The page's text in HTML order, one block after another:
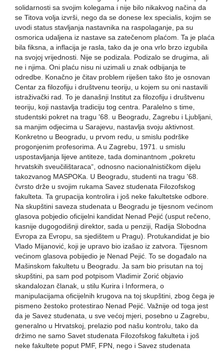
solidarnosti sa svojim kolegama i nije bilo nikakvog načina da
se Titova volja izvrši, nego da se donese lex specialis, kojim se
uvodi status stavljanja nastavnika na raspolaganje, pa su
osmorica udaljena iz nastave sa zatečenom plaćom. Ta je plaća
bila fiksna, a inflacija je rasla, tako da je ona vrlo brzo izgubila
na svojoj vrijednosti. Nije se podizala. Podizalo se drugima, ali
ne i njima. Oni plaću nisu ni uzimali u znak odbijanja te
odredbe. Konačno je čitav problem riješen tako što je osnovan
Centar za filozofiju i društvenu teoriju, u kojem su oni nastavili
istraživački rad. To je današnji Institut za filozofiju i društvenu
teoriju, koji nastavlja tradiciju tog centra. Paralelno s time,
studentski pokret na tragu '68. u Beogradu, Zagrebu i Ljubljani,
sa manjim odjecima u Sarajevu, nastavlja svoju aktivnost.
Konkretno u Beogradu, u prvom redu, u smislu podrške
progonjenim profesorima. A u Zagrebu, 1971. u smislu
uspostavljanja lijeve antiteze, tada dominantnom „pokretu
hrvatskih sveučilištaraca“, odnosno nacionalnističkom dijelu
takozvanog MASPOKa. U Beogradu, studenti na tragu '68.
čvrsto drže u svojim rukama Savez studenata Filozofskog
fakulteta. Ta grupacija kontrolira i još neke fakultetske odbore.
Na skupštini saveza studenata u Beogradu je tijesnom većinom
glasova pobjedio oficijelni kandidat Nenad Pejić (usput rečeno,
kasnije dugogodišnji direktor, sada u penziji, Radija Slobodna
Evropa za Evropu, sa sjedištem u Pragu). Protukandidat je bio
Vlado Mijanović, koji je upravo bio izašao iz zatvora. Tijesnom
većinom glasova pobijedio je Nenad Pejić. To se događalo na
Mašinskom fakultetu u Beogradu. Ja sam bio prisutan na toj
skupštini, pa sam pod potpisom Vladimir Zorić objavio
skandalozan članak, u stilu Kurira i Informera, o
manipulacijama oficijelnih krugova na toj skupštini, zbog čega je
pismeno žestoko protestirao Nenad Pejić. Važnije od toga jest
da je Savez studenata, u sve većoj mjeri, posebno u Zagrebu,
generalno u Hrvatskoj, prelazio pod našu kontrolu, tako da
držimo ne samo Savet studenata Filozofskog fakulteta i još
neke fakultete poput PMF, FPN, nego i Savez studenata